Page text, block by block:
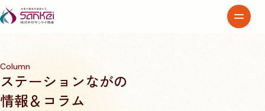
ペレットステーションながの
ペレットストーブ
Column
ステーションながの
情報＆コラム